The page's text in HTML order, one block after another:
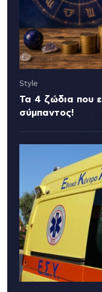
Style
Τα 4 ζώδια που
σύμπαντος!